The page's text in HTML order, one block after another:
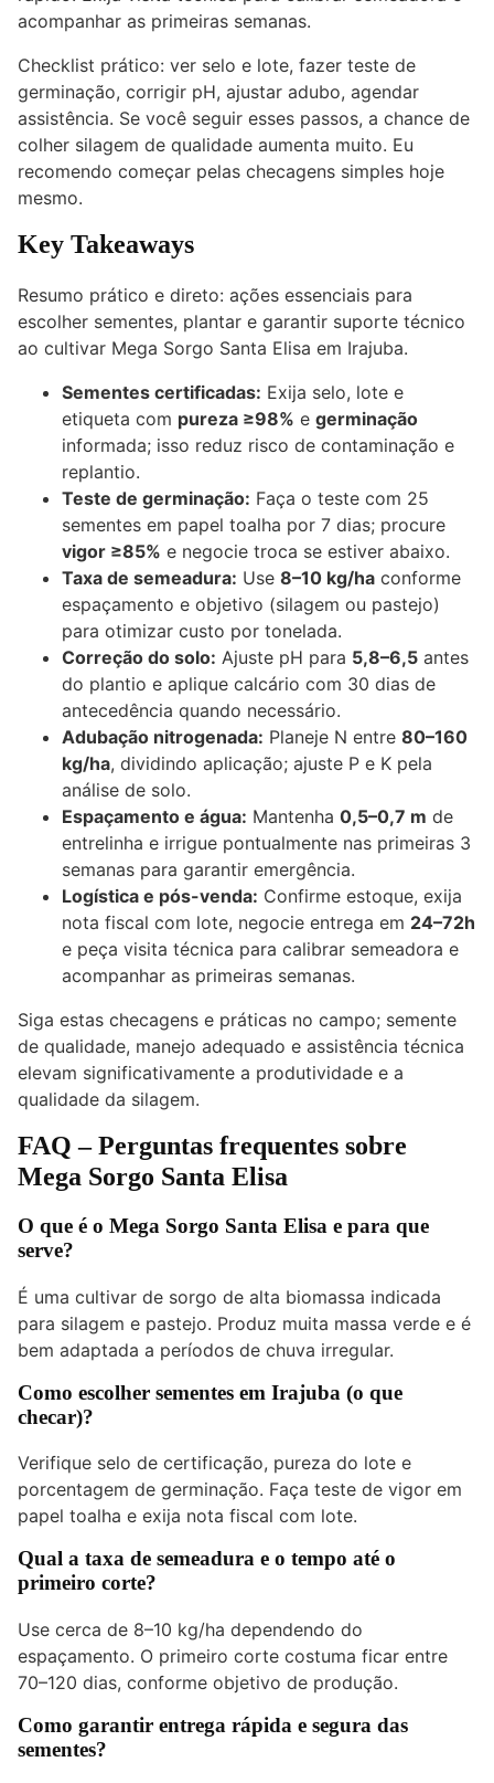
acompanhar as primeiras semanas.
Checklist prático: ver selo e lote, fazer teste de
germinação, corrigir pH, ajustar adubo, agendar
assistência. Se você seguir esses passos, a chance de
colher silagem de qualidade aumenta muito. Eu
recomendo começar pelas checagens simples hoje
mesmo.
Key Takeaways
Resumo prático e direto: ações essenciais para
escolher sementes, plantar e garantir suporte técnico
ao cultivar Mega Sorgo Santa Elisa em Irajuba.
Sementes certificadas: Exija selo, lote e
etiqueta com pureza ≥98% e germinação
informada; isso reduz risco de contaminação e
replantio.
Teste de germinação: Faça o teste com 25
sementes em papel toalha por 7 dias; procure
vigor ≥85% e negocie troca se estiver abaixo.
Taxa de semeadura: Use 8–10 kg/ha conforme
espaçamento e objetivo (silagem ou pastejo)
para otimizar custo por tonelada.
Correção do solo: Ajuste pH para 5,8–6,5 antes
do plantio e aplique calcário com 30 dias de
antecedência quando necessário.
Adubação nitrogenada: Planeje N entre 80–160
kg/ha, dividindo aplicação; ajuste P e K pela
análise de solo.
Espaçamento e água: Mantenha 0,5–0,7 m de
entrelinha e irrigue pontualmente nas primeiras 3
semanas para garantir emergência.
Logística e pós-venda: Confirme estoque, exija
nota fiscal com lote, negocie entrega em 24–72h
e peça visita técnica para calibrar semeadora e
acompanhar as primeiras semanas.
Siga estas checagens e práticas no campo; semente
de qualidade, manejo adequado e assistência técnica
elevam significativamente a produtividade e a
qualidade da silagem.
FAQ – Perguntas frequentes sobre
Mega Sorgo Santa Elisa
O que é o Mega Sorgo Santa Elisa e para que
serve?
É uma cultivar de sorgo de alta biomassa indicada
para silagem e pastejo. Produz muita massa verde e é
bem adaptada a períodos de chuva irregular.
Como escolher sementes em Irajuba (o que
checar)?
Verifique selo de certificação, pureza do lote e
porcentagem de germinação. Faça teste de vigor em
papel toalha e exija nota fiscal com lote.
Qual a taxa de semeadura e o tempo até o
primeiro corte?
Use cerca de 8–10 kg/ha dependendo do
espaçamento. O primeiro corte costuma ficar entre
70–120 dias, conforme objetivo de produção.
Como garantir entrega rápida e segura das
sementes?